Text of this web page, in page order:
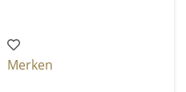
Merken